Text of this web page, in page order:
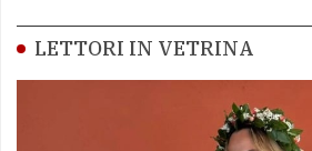
LETTORI IN VETRINA